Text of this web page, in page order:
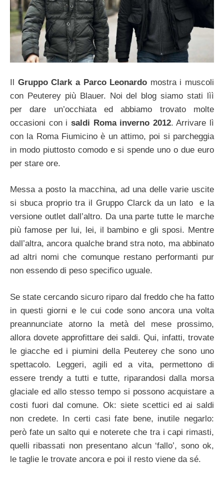
Il Gruppo Clark a Parco Leonardo mostra i muscoli
con Peuterey più Blauer. Noi del blog siamo stati lìì
per dare un’occhiata ed abbiamo trovato molte
occasioni con i saldi Roma inverno 2012. Arrivare lì
con la Roma Fiumicino è un attimo, poi si parcheggia
in modo piuttosto comodo e si spende uno o due euro
per stare ore.
Messa a posto la macchina, ad una delle varie uscite
si sbuca proprio tra il Gruppo Clarck da un lato e la
versione outlet dall’altro. Da una parte tutte le marche
più famose per lui, lei, il bambino e gli sposi. Mentre
dall’altra, ancora qualche brand stra noto, ma abbinato
ad altri nomi che comunque restano performanti pur
non essendo di peso specifico uguale.
Se state cercando sicuro riparo dal freddo che ha fatto
in questi giorni e le cui code sono ancora una volta
preannunciate atorno la metà del mese prossimo,
allora dovete approfittare dei saldi. Qui, infatti, trovate
le giacche ed i piumini della Peuterey che sono uno
spettacolo. Leggeri, agili ed a vita, permettono di
essere trendy a tutti e tutte, riparandosi dalla morsa
glaciale ed allo stesso tempo si possono acquistare a
costi fuori dal comune. Ok: siete scettici ed ai saldi
non credete. In certi casi fate bene, inutile negarlo:
però fate un salto qui e noterete che tra i capi rimasti,
quelli ribassati non presentano alcun ‘fallo’, sono ok,
le taglie le trovate ancora e poi il resto viene da sé.